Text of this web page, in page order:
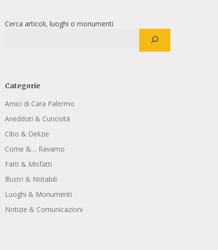
Cerca articoli, luoghi o monumenti
Categorie
Amici di Cara Palermo
Aneddoti & Curiosità
Cibo & Delizie
Come &… Ravamo
Fatti & Misfatti
Illustri & Notabili
Luoghi & Monumenti
Notizie & Comunicazioni